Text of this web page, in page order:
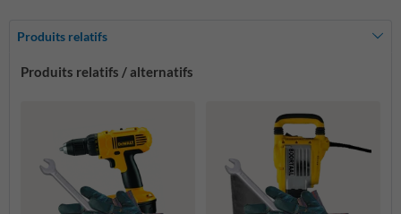
Produits relatifs
Produits relatifs / alternatifs